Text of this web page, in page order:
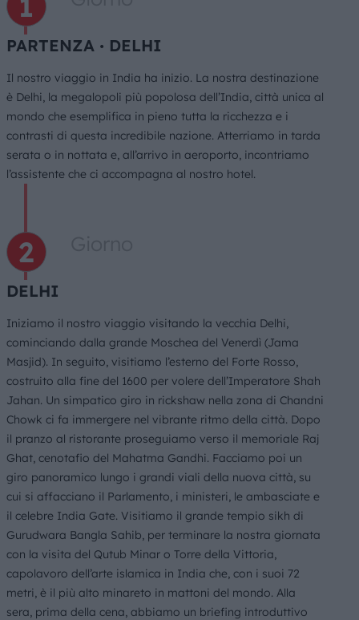
PARTENZA ∙ DELHI
Il nostro viaggio in India ha inizio. La nostra destinazione
è Delhi, la megalopoli più popolosa dell’India, città unica al
mondo che esemplifica in pieno tutta la ricchezza e i
contrasti di questa incredibile nazione. Atterriamo in tarda
serata o in nottata e, all’arrivo in aeroporto, incontriamo
l’assistente che ci accompagna al nostro hotel.
DELHI
Iniziamo il nostro viaggio visitando la vecchia Delhi,
cominciando dalla grande Moschea del Venerdì (Jama
Masjid). In seguito, visitiamo l’esterno del Forte Rosso,
costruito alla fine del 1600 per volere dell’Imperatore Shah
Jahan. Un simpatico giro in rickshaw nella zona di Chandni
Chowk ci fa immergere nel vibrante ritmo della città. Dopo
il pranzo al ristorante proseguiamo verso il memoriale Raj
Ghat, cenotafio del Mahatma Gandhi. Facciamo poi un
giro panoramico lungo i grandi viali della nuova città, su
cui si affacciano il Parlamento, i ministeri, le ambasciate e
il celebre India Gate. Visitiamo il grande tempio sikh di
Gurudwara Bangla Sahib, per terminare la nostra giornata
con la visita del Qutub Minar o Torre della Vittoria,
capolavoro dell’arte islamica in India che, con i suoi 72
metri, è il più alto minareto in mattoni del mondo. Alla
sera, prima della cena, abbiamo un briefing introduttivo